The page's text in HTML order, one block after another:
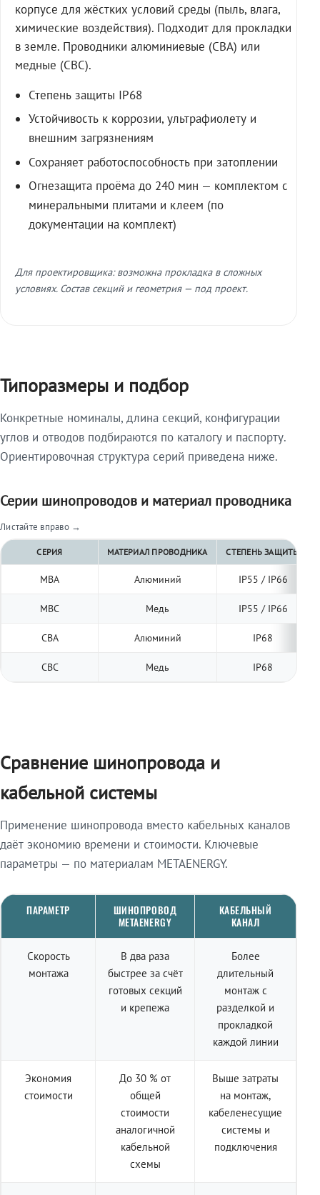
корпусе для жёстких условий среды (пыль, влага,
химические воздействия). Подходит для прокладки
в земле. Проводники алюминиевые (СВА) или
медные (СВС).
Степень защиты IP68
Устойчивость к коррозии, ультрафиолету и
внешним загрязнениям
Сохраняет работоспособность при затоплении
Огнезащита проёма до 240 мин — комплектом с
минеральными плитами и клеем (по
документации на комплект)
Для проектировщика: возможна прокладка в сложных
условиях. Состав секций и геометрия — под проект.
Типоразмеры и подбор
Конкретные номиналы, длина секций, конфигурации
углов и отводов подбираются по каталогу и паспорту.
Ориентировочная структура серий приведена ниже.
Серии шинопроводов и материал проводника
Листайте вправо →
СЕРИЯ МАТЕРИАЛ ПРОВОДНИКА СТЕПЕНЬ ЗАЩИТЫ
МВА Алюминий IP55 / IP66
МВС Медь IP55 / IP66
СВА Алюминий IP68
СВС Медь IP68
Сравнение шинопровода и
кабельной системы
Применение шинопровода вместо кабельных каналов
даёт экономию времени и стоимости. Ключевые
параметры — по материалам METAENERGY.
ПАРАМЕТР
ШИНОПРОВОД
METAENERGY
КАБЕЛЬНЫЙ
КАНАЛ
Скорость
монтажа
В два раза
быстрее за счёт
готовых секций
и крепежа
Более
длительный
монтаж с
разделкой и
прокладкой
каждой линии
Экономия
стоимости
До 30 % от
общей
стоимости
аналогичной
кабельной
схемы
Выше затраты
на монтаж,
кабеленесущие
системы и
подключения